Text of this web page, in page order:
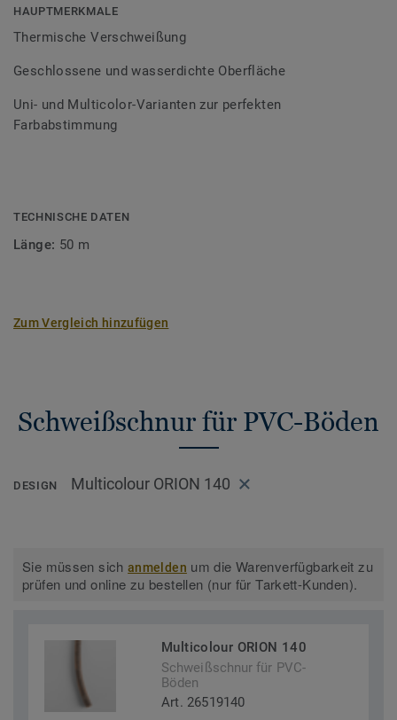
Bodenbelagssortiment abgestimmt. Durch die Verwendung
von Kontrastfarben lassen sich auch besondere
HAUPTMERKMALE
Thermische Verschweißung
Geschlossene und wasserdichte Oberfläche
Uni- und Multicolor-Varianten zur perfekten
Farbabstimmung
TECHNISCHE DATEN
Länge: 50 m
Zum Vergleich hinzufügen
Schweißschnur für PVC-Böden
DESIGN Multicolour ORION 140
Sie müssen sichanmelden um die Warenverfügbarkeit zu
prüfen und online zu bestellen (nur für Tarkett-Kunden).
Multicolour ORION 140
Schweißschnur für PVC-
Böden
Art. 26519140